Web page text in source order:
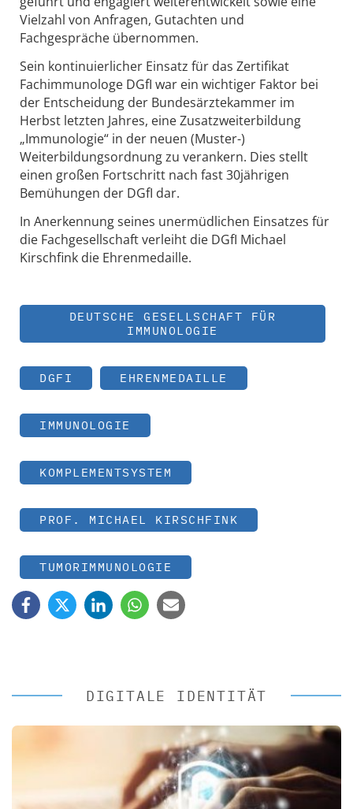
Vielzahl von Anfragen, Gutachten und
Fachgespräche übernommen.
Sein kontinuierlicher Einsatz für das Zertifikat
Fachimmunologe DGfI war ein wichtiger Faktor bei
der Entscheidung der Bundesärztekammer im
Herbst letzten Jahres, eine Zusatzweiterbildung
„Immunologie“ in der neuen (Muster-)
Weiterbildungsordnung zu verankern. Dies stellt
einen großen Fortschritt nach fast 30jährigen
Bemühungen der DGfI dar.
In Anerkennung seines unermüdlichen Einsatzes für
die Fachgesellschaft verleiht die DGfI Michael
Kirschfink die Ehrenmedaille.
DEUTSCHE GESELLSCHAFT FÜR
IMMUNOLOGIE
DGFI EHRENMEDAILLE
IMMUNOLOGIE
KOMPLEMENTSYSTEM
PROF. MICHAEL KIRSCHFINK
TUMORIMMUNOLOGIE
DIGITALE IDENTITÄT